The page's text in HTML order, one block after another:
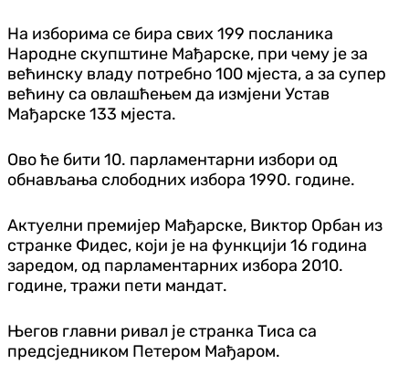
На изборима се бира свих 199 посланика
Народне скупштине Мађарске, при чему је за
већинску владу потребно 100 мјеста, а за супер
већину са овлашћењем да измјени Устав
Мађарске 133 мјеста.
Ово ће бити 10. парламентарни избори од
обнављања слободних избора 1990. године.
Актуелни премијер Мађарске, Виктор Орбан из
странке Фидес, који је на функцији 16 година
заредом, од парламентарних избора 2010.
године, тражи пети мандат.
Његов главни ривал је странка Тиса са
предсједником Петером Мађаром.